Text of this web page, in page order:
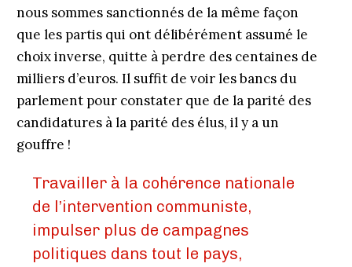
nous sommes sanctionnés de la même façon
que les partis qui ont délibérément assumé le
choix inverse, quitte à perdre des centaines de
milliers d’euros. Il suffit de voir les bancs du
parlement pour constater que de la parité des
candidatures à la parité des élus, il y a un
gouffre !
Travailler à la cohérence nationale
de l’intervention communiste,
impulser plus de campagnes
politiques dans tout le pays,